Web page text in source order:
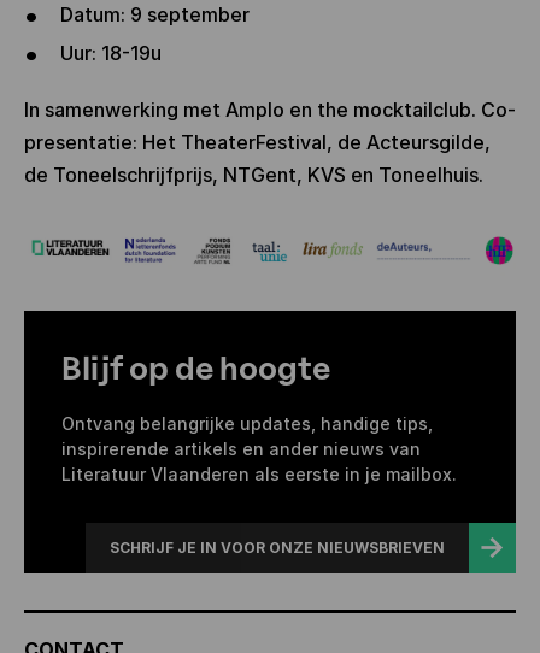
Datum: 9 september
Uur: 18-19u
In samenwerking met Amplo en the mocktailclub. Co-
presentatie: Het TheaterFestival, de Acteursgilde,
de Toneelschrijfprijs, NTGent, KVS en Toneelhuis.
Blijf op de hoogte
Ontvang belangrijke updates, handige tips,
inspirerende artikels en ander nieuws van
Literatuur Vlaanderen als eerste in je mailbox.
SCHRIJF JE IN VOOR ONZE NIEUWSBRIEVEN